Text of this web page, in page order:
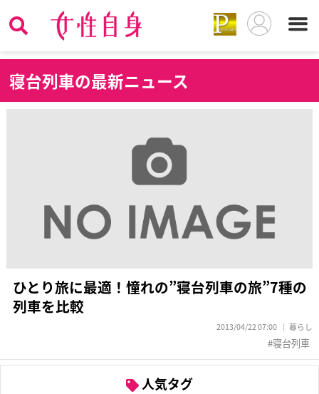
寝台列車の最新ニュース
ひとり旅に最適！憧れの”寝台列車の旅”7種の
列車を比較
2013/04/22 07:00 暮らし
寝台列車
人気タグ